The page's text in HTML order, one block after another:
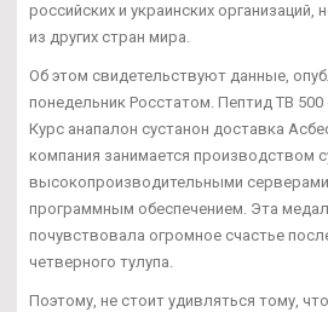
российских и украинских организаций,
из других стран мира.
Об этом свидетельствуют данные,
понедельник Росстатом. Пептид TB
Курс анапалон сустанон доставка
компания занимается производством
высокопроизводительными
программным обеспечением. Эта
почувствовала огромное счастье
четверного тулупа.
Поэтому, не стоит удивляться тому,